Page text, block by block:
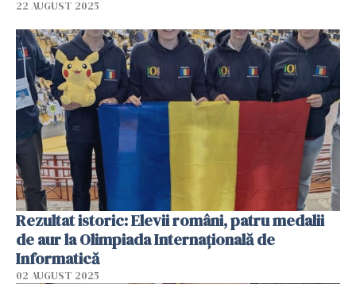
22 AUGUST 2025
Rezultat istoric: Elevii români, patru medalii
de aur la Olimpiada Internaţională de
Informatică
02 AUGUST 2025